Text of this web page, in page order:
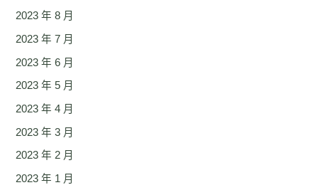
2023 年 8 月
2023 年 7 月
2023 年 6 月
2023 年 5 月
2023 年 4 月
2023 年 3 月
2023 年 2 月
2023 年 1 月